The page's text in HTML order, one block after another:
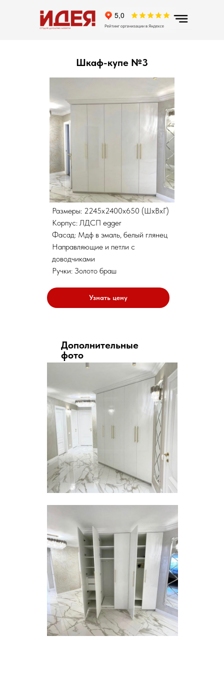
Шкаф-купе №3
Размеры: 2245х2400х650 (ШхВхГ)
Корпус: ЛДСП egger
Фасад: Мдф в эмаль, белый глянец
Направляющие и петли с
доводчиками
Ручки: Золото браш
Узнать цену
Дополнительные
фото